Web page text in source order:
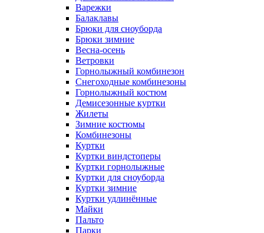
Варежки
Балаклавы
Брюки для сноуборда
Брюки зимние
Весна-осень
Ветровки
Горнолыжный комбинезон
Снегоходные комбинезоны
Горнолыжный костюм
Демисезонные куртки
Жилеты
Зимние костюмы
Комбинезоны
Куртки
Куртки виндстоперы
Куртки горнолыжные
Куртки для сноуборда
Куртки зимние
Куртки удлинённые
Майки
Пальто
Парки